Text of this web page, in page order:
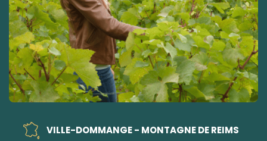
VILLE-DOMMANGE - MONTAGNE DE REIMS